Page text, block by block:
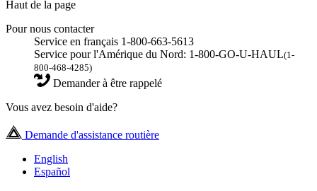
Haut de la page
Pour nous contacter
Service en français 1-800-663-5613
Service pour l'Amérique du Nord: 1-800-GO-U-HAUL(1-
800-468-4285)
Demander à être rappelé
Vous avez besoin d'aide?
Demande d'assistance routière
English
Español